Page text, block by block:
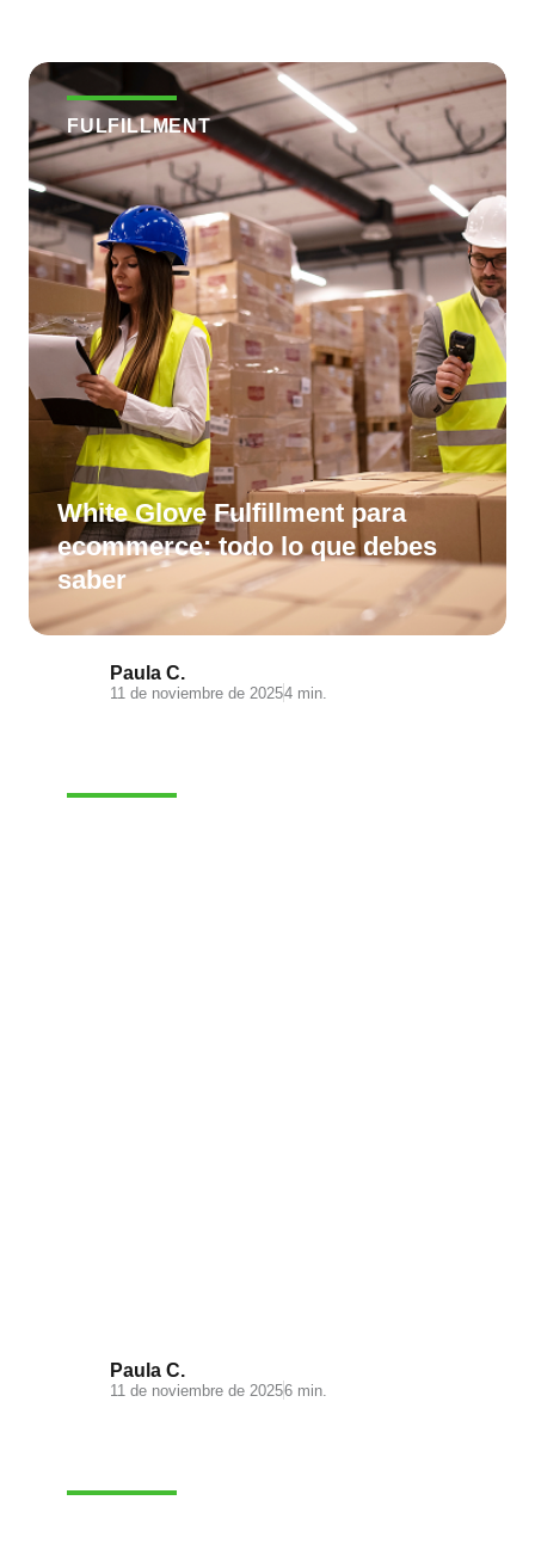
FULFILLMENT
White Glove Fulfillment para
ecommerce: todo lo que debes
saber
Paula C.
11 de noviembre de 20254 min.
Paula C.
11 de noviembre de 20256 min.